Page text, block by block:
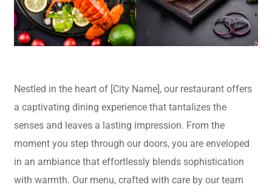
Nestled in the heart of [City Name], our restaurant offers
a captivating dining experience that tantalizes the
senses and leaves a lasting impression. From the
moment you step through our doors, you are enveloped
in an ambiance that effortlessly blends sophistication
with warmth. Our menu, crafted with care by our team